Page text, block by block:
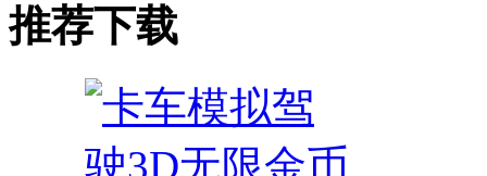
推荐下载